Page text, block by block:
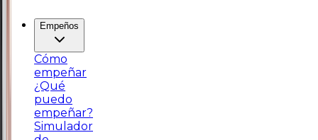
Empeños
Cómo
empeñar
¿Qué
puedo
empeñar?
Simulador